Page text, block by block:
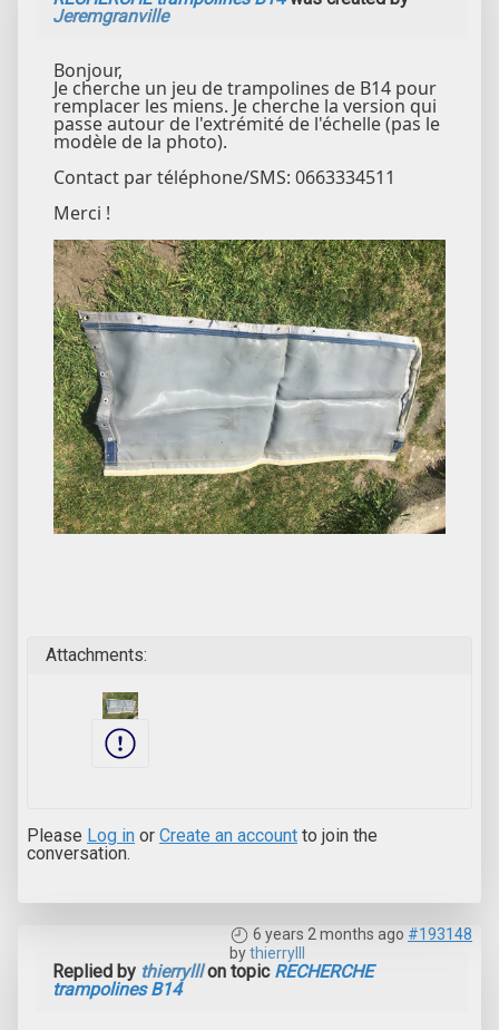
Jeremgranville
Bonjour,
Je cherche un jeu de trampolines de B14 pour
remplacer les miens. Je cherche la version qui
passe autour de l'extrémité de l'échelle (pas le
modèle de la photo).
Contact par téléphone/SMS: 0663334511
Merci !
Attachments:
Please Log in or Create an account to join the
conversation.
6 years 2 months ago #193148
bythierrylll
Replied by thierrylllon topic RECHERCHE
trampolines B14